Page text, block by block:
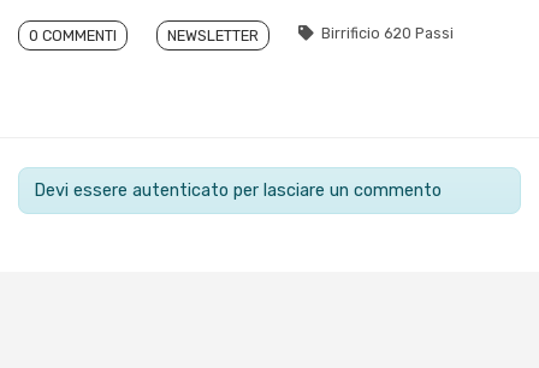
0 COMMENTI NEWSLETTER Birrificio 620 Passi
Devi essere autenticato per lasciare un commento